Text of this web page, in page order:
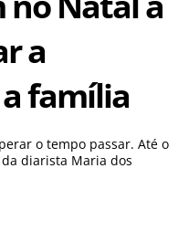
a
família
o tempo passar. Até o
diarista Maria dos